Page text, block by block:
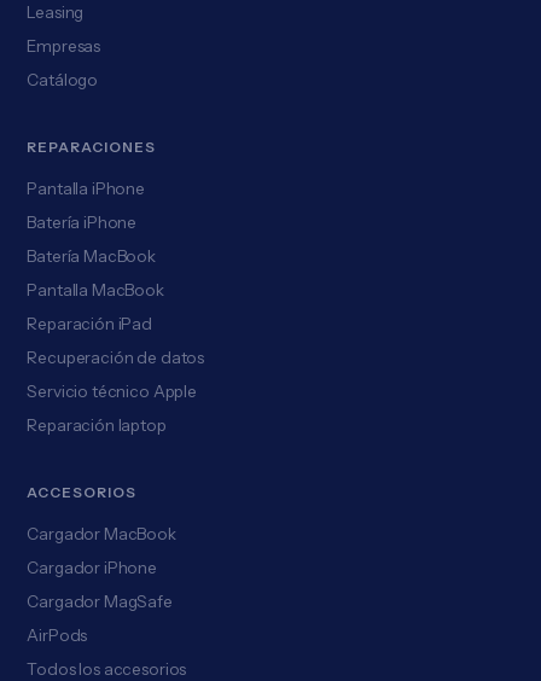
Leasing
Empresas
Catálogo
REPARACIONES
Pantalla iPhone
Batería iPhone
Batería MacBook
Pantalla MacBook
Reparación iPad
Recuperación de datos
Servicio técnico Apple
Reparación laptop
ACCESORIOS
Cargador MacBook
Cargador iPhone
Cargador MagSafe
AirPods
Todos los accesorios